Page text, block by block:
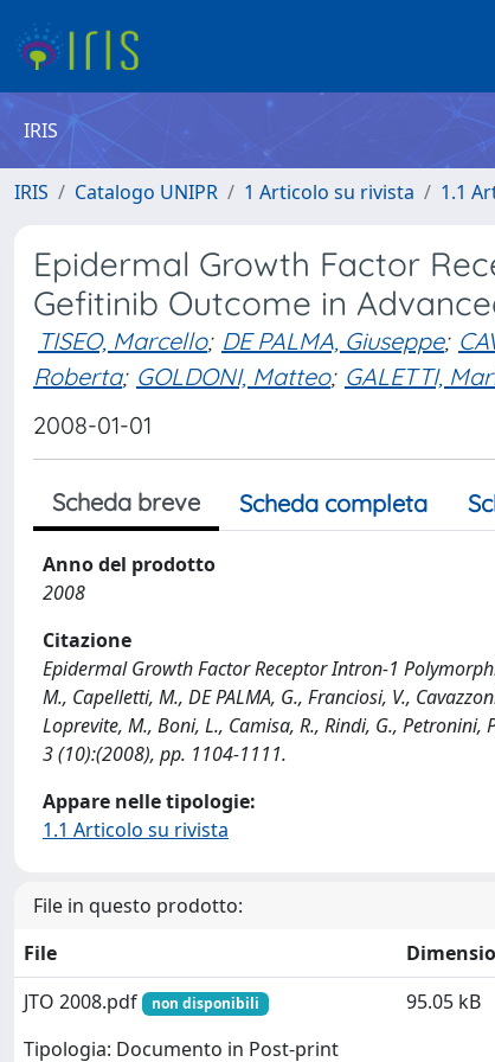
IRIS
IRIS Catalogo UNIPR 1 Articolo su rivista 1.1
Epidermal Growth Factor
Gefitinib Outcome in
TISEO, Marcello; DE PALMA, Giuseppe;
Roberta; GOLDONI, Matteo; GALETTI,
2008-01-01
Scheda breve Scheda completa
Anno del prodotto
2008
Citazione
Epidermal Growth Factor Receptor Intron-1
M., Capelletti, M., DE PALMA, G., Franciosi, V.,
Loprevite, M., Boni, L., Camisa, R., Rindi, G., Petronini,
3 (10):(2008), pp. 1104-1111.
Appare nelle tipologie:
1.1 Articolo su rivista
File in questo prodotto:
File
JTO 2008.pdf
non disponibili
Tipologia: Documento in Post-print
95.05 kB